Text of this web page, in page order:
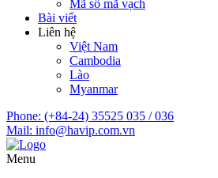
Mã số mã vạch
Bài viết
Liên hệ
Việt Nam
Cambodia
Lào
Myanmar
Phone: (+84-24) 35525 035 / 036
Mail: info@havip.com.vn
Menu